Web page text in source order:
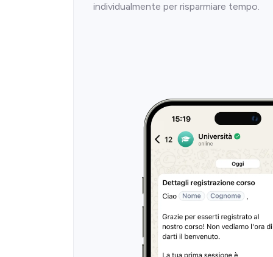
individualmente per risparmiare tempo.